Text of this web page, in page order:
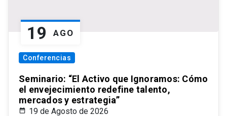
19 AGO
Conferencias
Seminario: “El Activo que Ignoramos: Cómo
el envejecimiento redefine talento,
mercados y estrategia”
19 de Agosto de 2026